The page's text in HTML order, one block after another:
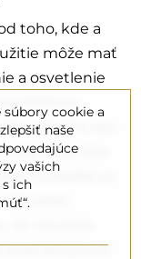
toho, kde a
môže mať
a osvetlenie
užitočné aj v
obývacia izba
zrkadla vo
výber
sme sa vyhnúť
cookie a
naše
vašich
ich